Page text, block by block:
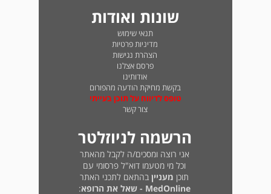
שונות ואודות
תנאי שימוש
מדיניות פרטיות
הצהרת נגישות
פרסם אצלנו
אודותינו
בקשת מחיקת הודעה מהפורום
טופס לדיווח על תוכן בעייתי
צור קשר
הרשמה לניוזלטר
אני רוצה ומסכים/ה לקבל מהאתר
וכל מי מטעמו דוא"ל פרסומי עם
תוכן מעניין בהתאם לתכני האתר
MedOnline - שאל את הרופא
: